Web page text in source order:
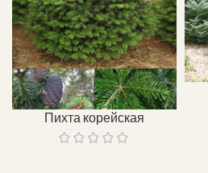
Пихта корейская